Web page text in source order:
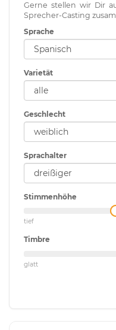
Gerne stellen wir Dir
Sprecher-Casting
Sprache
Varietät
Geschlecht
Sprachalter
Stimmenhöhe
tief
Timbre
glatt